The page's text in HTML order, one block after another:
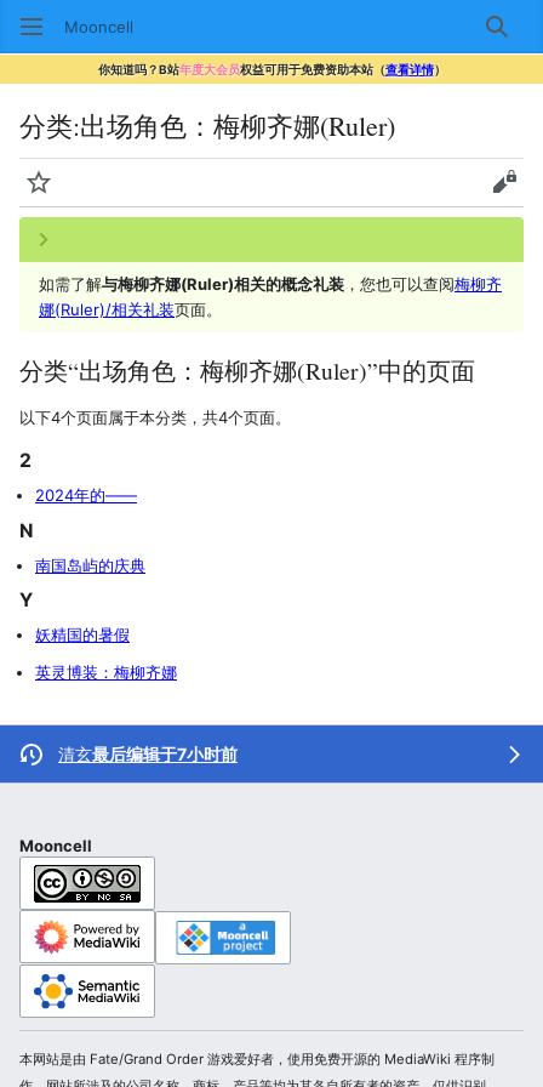
Mooncell 搜索
你知道吗？B站年度大会员权益可用于免费资助本站（查看详情）
分类:出场角色：梅柳齐娜(Ruler)
监视 查看
如需了解与梅柳齐娜(Ruler)相关的概念礼装 ，您也可以查阅梅柳齐
娜(Ruler)/相关礼装页面。
分类“出场角色：梅柳齐娜(Ruler)”中的页面
以下4个页面属于本分类，共4个页面。
2
2024年的——
N
南国岛屿的庆典
Y
妖精国的暑假
英灵博装：梅柳齐娜
清玄最后编辑于7小时前
Mooncell
本网站是由 Fate/Grand Order 游戏爱好者，使用免费开源的 MediaWiki 程序制